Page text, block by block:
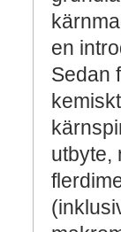
en
Sedan
utbyte,